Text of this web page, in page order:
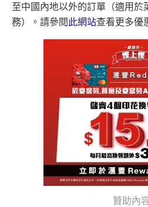
至中國內地以外的訂單（適用於
務）。請參閱 此網站查看更多優
贊助內